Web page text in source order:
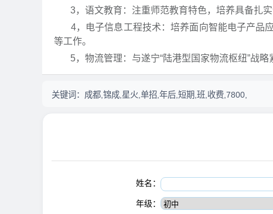
3，语文教育：注重师范教育特色，培养具备扎实
4，电子信息工程技术：培养面向智能电子产品
等工作。
5，物流管理：与遂宁“陆港型国家物流枢纽”战略
关键词： 成都,锦成,星火,单招,年后,短期,班,收费,7800,
姓名：
年级：